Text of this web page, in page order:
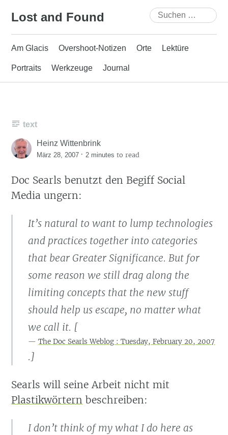
Lost and Found
Suchen
nach:
Am Glacis Overshoot-Notizen Orte Lektüre
Portraits Werkzeuge Journal
text
Heinz Wittenbrink
März 28, 2007 ·2 minutes to read
Doc Searls benutzt den Begiff Social
Media ungern:
It’s natural to want to lump technologies
and practices together into categories
that bear Greater Significance. But for
some reason we still drag along the
limiting concepts that the new stuff
should help us escape, no matter what
we call it. [
The Doc Searls Weblog : Tuesday, February 20, 2007
.]
Searls will seine Arbeit nicht mit
Plastikwörtern beschreiben:
I don’t think of my what I do here as